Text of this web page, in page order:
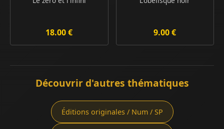
18.00 € 9.00 €
Découvrir d'autres thématiques
Éditions originales / Num / SP